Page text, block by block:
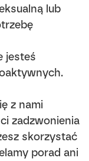
lub
jesteś
z nami
zadzwonienia
skorzystać
porad ani